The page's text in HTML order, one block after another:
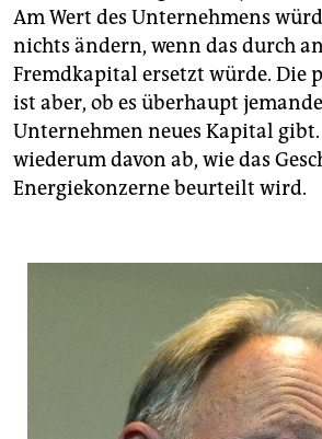
Am Wert des Unternehmens
nichts ändern, wenn das durch
Fremdkapital ersetzt würde. Die
ist aber, ob es überhaupt
Unternehmen neues Kapital
wiederum davon ab, wie das
Energiekonzerne beurteilt wird.